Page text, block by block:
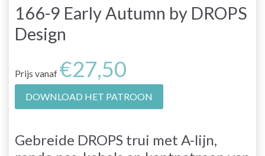
166-9 Early Autumn by DROPS
Design
Prijs vanaf €27,50
DOWNLOAD HET PATROON
Gebreide DROPS trui met A-lijn,